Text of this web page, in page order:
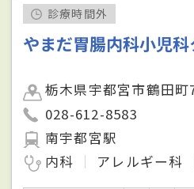
診療時間外
やまだ胃腸内科小児
栃木県宇都宮市鶴田町
028-612-8583
南宇都宮駅
内科
アレルギー科